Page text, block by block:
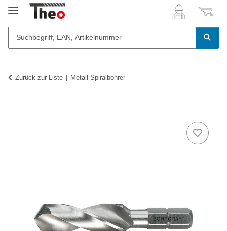
Zurück zur Liste Metall-Spiralbohrer